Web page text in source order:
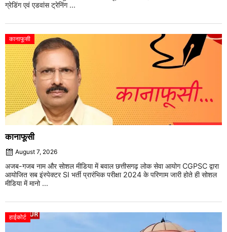
ग्रेडिंग एवं एडवांस ट्रेनिंग ...
कानाफूसी
कानाफूसी
August 7, 2026
अजब-गजब नाम और सोशल मीडिया में बवाल छत्तीसगढ़ लोक सेवा आयोग CGPSC द्वारा
आयोजित सब इंस्पेक्टर SI भर्ती प्रारंभिक परीक्षा 2024 के परिणाम जारी होते ही सोशल
मीडिया में मानो ...
हाईकोर्ट